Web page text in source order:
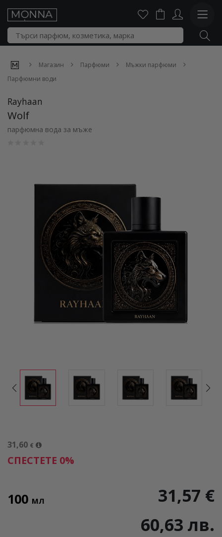
Магазин Парфюми
Мъжки парфюми
Парфюмни води
Rayhaan
Wolf
парфюмна вода за мъже
31,60 €
СПЕСТЕТЕ 0%
100 МЛ
31,57 €
60,63 лв.